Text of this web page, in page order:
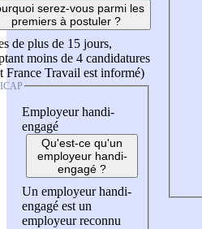
serez-vous parmi les
premiers à postuler ?
de plus de 15 jours,
moins de 4 candidatures
France Travail est informé)
Employeur handi-
engagé
Qu'est-ce qu'un
employeur handi-
engagé ?
Un employeur handi-
engagé est un
employeur reconnu